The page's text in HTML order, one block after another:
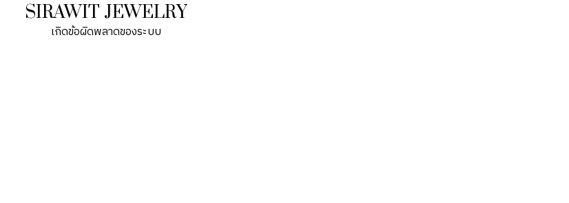
SIRAWIT JEWELRY
เกิดข้อผิดพลาดของระบบ